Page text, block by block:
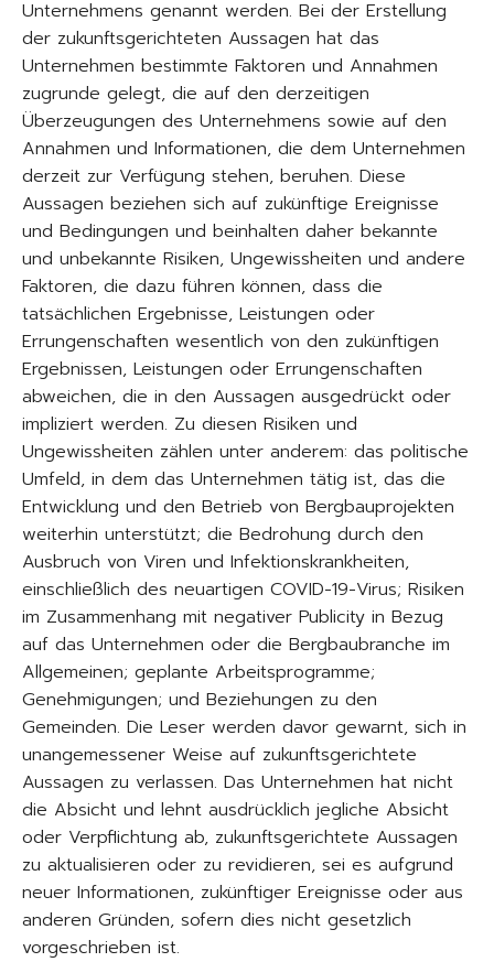
Unternehmens genannt werden. Bei der Erstellung
der zukunftsgerichteten Aussagen hat das
Unternehmen bestimmte Faktoren und Annahmen
zugrunde gelegt, die auf den derzeitigen
Überzeugungen des Unternehmens sowie auf den
Annahmen und Informationen, die dem Unternehmen
derzeit zur Verfügung stehen, beruhen. Diese
Aussagen beziehen sich auf zukünftige Ereignisse
und Bedingungen und beinhalten daher bekannte
und unbekannte Risiken, Ungewissheiten und andere
Faktoren, die dazu führen können, dass die
tatsächlichen Ergebnisse, Leistungen oder
Errungenschaften wesentlich von den zukünftigen
Ergebnissen, Leistungen oder Errungenschaften
abweichen, die in den Aussagen ausgedrückt oder
impliziert werden. Zu diesen Risiken und
Ungewissheiten zählen unter anderem: das politische
Umfeld, in dem das Unternehmen tätig ist, das die
Entwicklung und den Betrieb von Bergbauprojekten
weiterhin unterstützt; die Bedrohung durch den
Ausbruch von Viren und Infektionskrankheiten,
einschließlich des neuartigen COVID-19-Virus; Risiken
im Zusammenhang mit negativer Publicity in Bezug
auf das Unternehmen oder die Bergbaubranche im
Allgemeinen; geplante Arbeitsprogramme;
Genehmigungen; und Beziehungen zu den
Gemeinden. Die Leser werden davor gewarnt, sich in
unangemessener Weise auf zukunftsgerichtete
Aussagen zu verlassen. Das Unternehmen hat nicht
die Absicht und lehnt ausdrücklich jegliche Absicht
oder Verpflichtung ab, zukunftsgerichtete Aussagen
zu aktualisieren oder zu revidieren, sei es aufgrund
neuer Informationen, zukünftiger Ereignisse oder aus
anderen Gründen, sofern dies nicht gesetzlich
vorgeschrieben ist.